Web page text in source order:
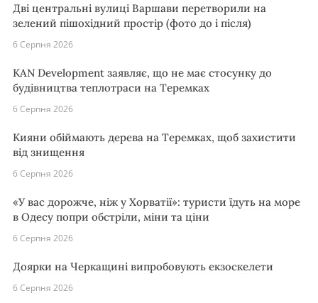
Дві центральні вулиці Варшави перетворили на
зелений пішохідний простір (фото до і після)
6 Серпня 2026
KAN Development заявляє, що не має стосунку до
будівництва теплотраси на Теремках
6 Серпня 2026
Кияни обіймають дерева на Теремках, щоб захистити
від знищення
6 Серпня 2026
«У вас дорожче, ніж у Хорватії»: туристи їдуть на море
в Одесу попри обстріли, міни та ціни
6 Серпня 2026
Доярки на Черкащині випробовують екзоскелети
6 Серпня 2026